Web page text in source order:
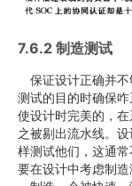
7.6.2 制造测试
保证设计正确并不
测试的目的时确保
使设计时完美的，
之被剔出流水线。
样测试他们，这通
要在设计中考虑制造